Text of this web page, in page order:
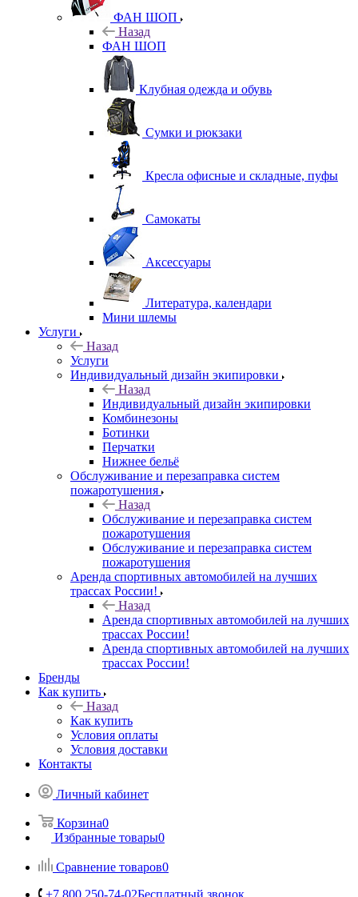
ФАН ШОП
Назад
ФАН ШОП
Клубная одежда и обувь
Сумки и рюкзаки
Кресла офисные и складные, пуфы
Самокаты
Аксессуары
Литература, календари
Мини шлемы
Услуги
Назад
Услуги
Индивидуальный дизайн экипировки
Назад
Индивидуальный дизайн экипировки
Комбинезоны
Ботинки
Перчатки
Нижнее бельё
Обслуживание и перезаправка систем
пожаротушения
Назад
Обслуживание и перезаправка систем
пожаротушения
Обслуживание и перезаправка систем
пожаротушения
Аренда спортивных автомобилей на лучших
трассах России!
Назад
Аренда спортивных автомобилей на лучших
трассах России!
Аренда спортивных автомобилей на лучших
трассах России!
Бренды
Как купить
Назад
Как купить
Условия оплаты
Условия доставки
Контакты
Личный кабинет
Корзина0
Избранные товары0
Сравнение товаров0
+7 800 250-74-02Бесплатный звонок